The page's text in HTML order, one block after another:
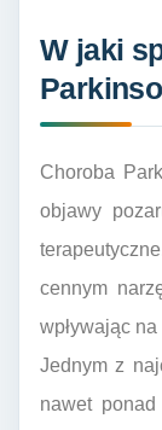
W jaki
Choroba
objawy
cennym
wpływając
Jednym z
nawet